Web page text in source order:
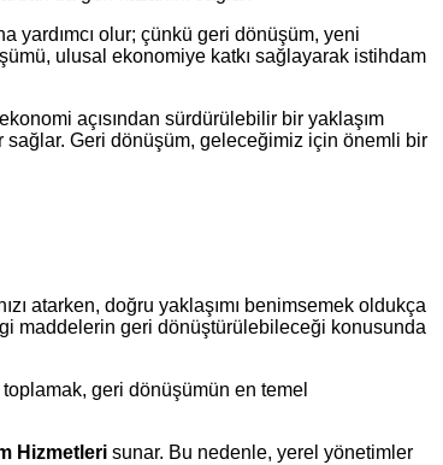
yardımcı olur; çünkü geri dönüşüm, yeni
ulusal ekonomiye katkı sağlayarak istihdam
açısından sürdürülebilir bir yaklaşım
sağlar. Geri dönüşüm, geleceğimiz için önemli bir
atarken, doğru yaklaşımı benimsemek oldukça
maddelerin geri dönüştürülebileceği konusunda
geri dönüşümün en temel
Hizmetleri sunar. Bu nedenle, yerel yönetimler